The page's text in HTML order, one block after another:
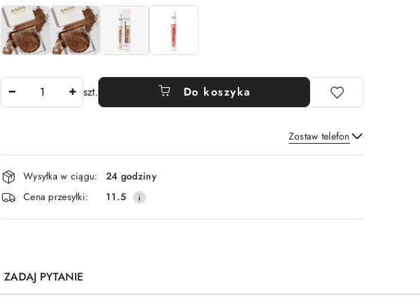
szt. Do koszyka
Zostaw telefon
Wyślij
Dostępność
i
dostawa
Wysyłka w ciągu:
24 godziny
Cena przesyłki:
11.5
ZADAJ PYTANIE